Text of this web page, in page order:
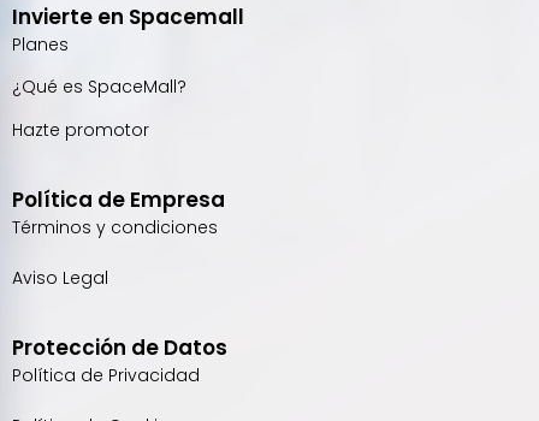
Invierte en Spacemall
Planes
¿Qué es SpaceMall?
Hazte promotor
Política de Empresa
Términos y condiciones
Aviso Legal
Protección de Datos
Política de Privacidad